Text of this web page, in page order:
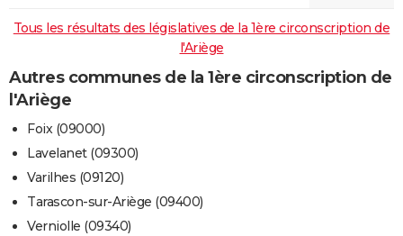
Tous les résultats des législatives de la 1ère circonscription de
l'Ariège
Autres communes de la 1ère circonscription de
l'Ariège
Foix (09000)
Lavelanet (09300)
Varilhes (09120)
Tarascon-sur-Ariège (09400)
Verniolle (09340)